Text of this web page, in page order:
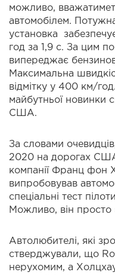
можливо,
автомобілем.
установка
год за 1,9 с. За цим
випереджає
Максимальна
відмітку у 400 км/
майбутньої новинки
США.
За словами
2020 на дорогах
компанії Франц фон
випробовував
спеціальні тест
Можливо, він просто
Автолюбителі, які
стверджували, що
нерухомим, а